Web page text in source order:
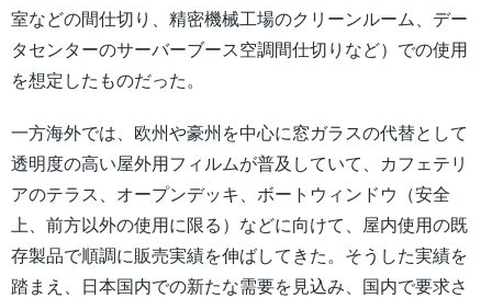
室などの間仕切り、精密機械工場のクリーンルーム、デー
タセンターのサーバーブース空調間仕切りなど）での使用
を想定したものだった。
一方海外では、欧州や豪州を中心に窓ガラスの代替として
透明度の高い屋外用フィルムが普及していて、カフェテリ
アのテラス、オープンデッキ、ボートウィンドウ（安全
上、前方以外の使用に限る）などに向けて、屋内使用の既
存製品で順調に販売実績を伸ばしてきた。そうした実績を
踏まえ、日本国内での新たな需要を見込み、国内で要求さ